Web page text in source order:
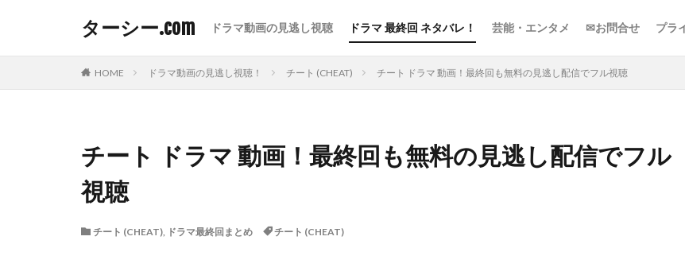
ターシー.com ドラマ動画の見逃し視聴 ドラマ 最終回 ネタバレ！ 芸能・エンタメ ✉お問合せ プラ
HOME ドラマ動画の見逃し視聴！ チート (CHEAT) チート ドラマ 動画！最終回も無料の見逃し配信でフル視聴
チート ドラマ 動画！最終回も無料の見逃し配信でフル
視聴
チート (CHEAT), ドラマ最終回まとめ チート (CHEAT)